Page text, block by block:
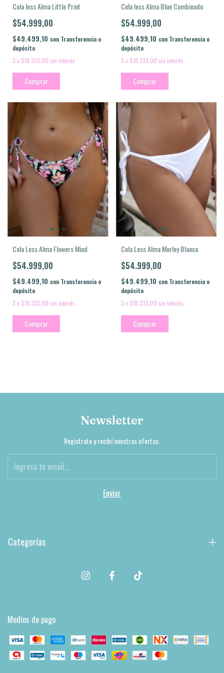
Cola less Alma Little Print
$54.999,00
$49.499,10 con Transferencia o
depósito
3 x $18.333,00 sin interés
Comprar
Cola less Alma Blue Combinado
$54.999,00
$49.499,10 con Transferencia o
depósito
3 x $18.333,00 sin interés
Comprar
Cola Less Alma Flowers Mind
$54.999,00
$49.499,10 con Transferencia o
depósito
3 x $18.333,00 sin interés
Comprar
Cola Less Alma Morley Blanca
$54.999,00
$49.499,10 con Transferencia o
depósito
3 x $18.333,00 sin interés
Comprar
Newsletter
Registrate y recibí nuestras ofertas.
Categorías
Medios de pago